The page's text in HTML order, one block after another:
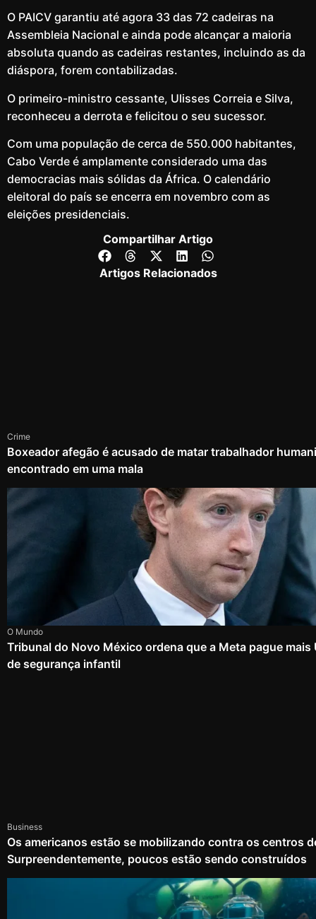
O PAICV garantiu até agora 33 das 72 cadeiras na
Assembleia Nacional e ainda pode alcançar a maioria
absoluta quando as cadeiras restantes, incluindo as da
diáspora, forem contabilizadas.
O primeiro-ministro cessante, Ulisses Correia e Silva,
reconheceu a derrota e felicitou o seu sucessor.
Com uma população de cerca de 550.000 habitantes,
Cabo Verde é amplamente considerado uma das
democracias mais sólidas da África. O calendário
eleitoral do país se encerra em novembro com as
eleições presidenciais.
Compartilhar Artigo
Artigos Relacionados
Crime
Boxeador afegão é acusado de matar trabalhador
encontrado em uma mala
O Mundo
Tribunal do Novo México ordena que a Meta pague mais
de segurança infantil
Business
Os americanos estão se mobilizando contra os centros
Surpreendentemente, poucos estão sendo construídos